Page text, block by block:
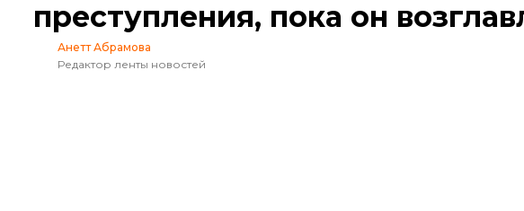
преступления, пока он
Анетт Абрамова
Редактор ленты новостей